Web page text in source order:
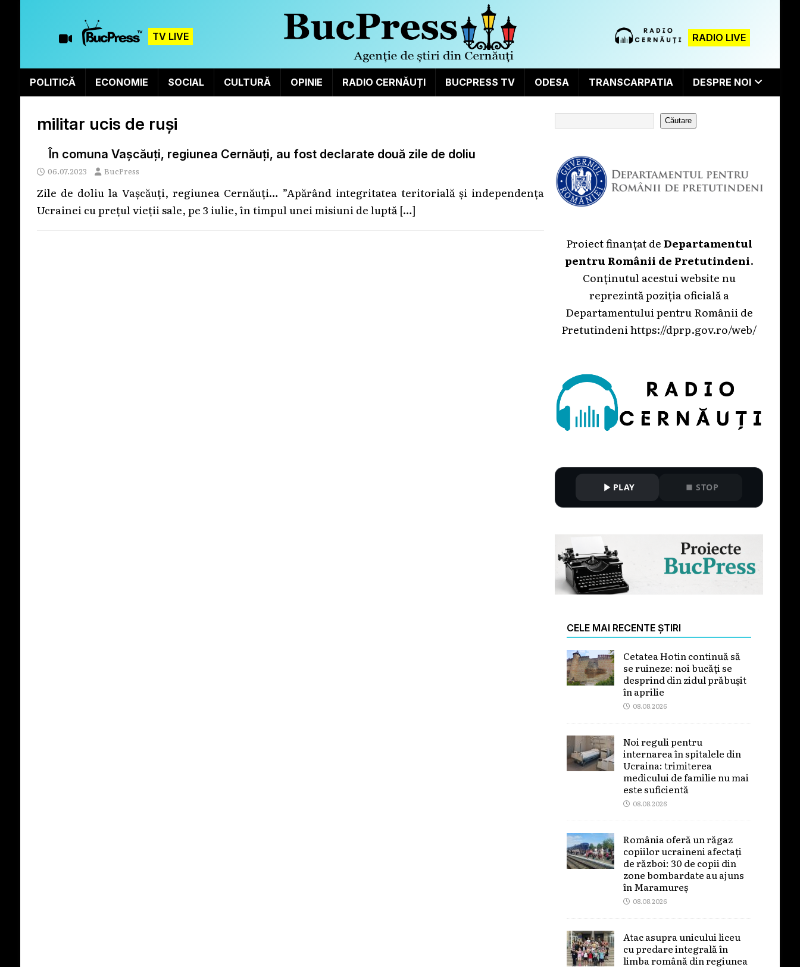
TV LIVE RADIO LIVE
POLITICĂ ECONOMIE SOCIAL CULTURĂ OPINIE RADIO CERNĂUȚI BUCPRESS TV ODESA TRANSCARPATIA DESPRE NOI
militar ucis de ruși
În comuna Vașcăuți, regiunea Cernăuți, au fost declarate două zile de doliu
06.07.2023 BucPress
Zile de doliu la Vașcăuți, regiunea Cernăuți… ”Apărând integritatea teritorială și independența
Ucrainei cu prețul vieții sale, pe 3 iulie, în timpul unei misiuni de luptă […]
Căutare
Proiect finanțat deDepartamentul
pentru Românii de Pretutindeni.
Conținutul acestui website nu
reprezintă poziția oficială a
Departamentului pentru Românii de
Pretutindenihttps://dprp.gov.ro/web/
PLAY STOP
CELE MAI RECENTE ȘTIRI
Cetatea Hotin continuă să
se ruineze: noi bucăți se
desprind din zidul prăbușit
în aprilie
08.08.2026
Noi reguli pentru
internarea în spitalele din
Ucraina: trimiterea
medicului de familie nu mai
este suficientă
08.08.2026
România oferă un răgaz
copiilor ucraineni afectați
de război: 30 de copii din
zone bombardate au ajuns
în Maramureș
08.08.2026
Atac asupra unicului liceu
cu predare integrală în
limba română din regiunea